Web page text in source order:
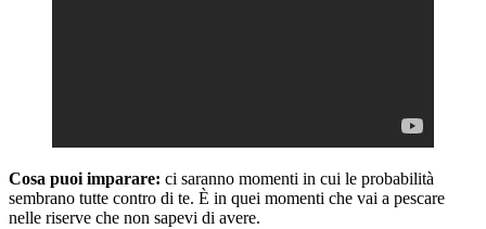
Cosa puoi imparare: ci saranno momenti in cui le probabilità
sembrano tutte contro di te. È in quei momenti che vai a pescare
nelle riserve che non sapevi di avere.